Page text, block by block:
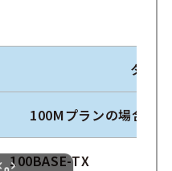
タイ
100Mプランの場合
100BASE-TX